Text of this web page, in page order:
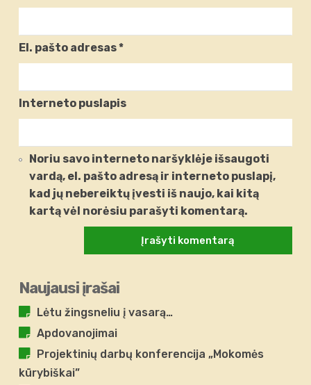
El. pašto adresas*
Interneto puslapis
Noriu savo interneto naršyklėje išsaugoti
vardą, el. pašto adresą ir interneto puslapį,
kad jų nebereiktų įvesti iš naujo, kai kitą
kartą vėl norėsiu parašyti komentarą.
Naujausi įrašai
Lėtu žingsneliu į vasarą…
Apdovanojimai
Projektinių darbų konferencija „Mokomės
kūrybiškai”